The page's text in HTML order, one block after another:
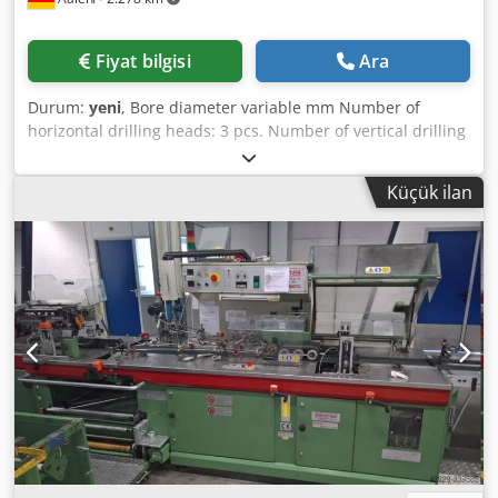
Fiyat bilgisi Ara
Durum: yeni, Bore diameter variable mm Number of
horizontal drilling heads: 3 pcs. Number of vertical drilling
heads: 4 pcs. Götzinger Power Drill, custom version with
dowel glue and pressing station With the Götzinger
PowerDrill, depending on the model and configuration, you
can: - Drill on end and longitudinal faces - Dowel doors,
spacers, rails - Drill patterns are freely programmable -
Drill for handle olives and corner bearings with quickly
exchangeable multi-spindle drilling heads - Mill and drill
for lock cases, handle sets, PZ cylinders, and 3D hinges -
The machine is equipped with horizontal and vertical
milling units - Simple control allows you to create, save,
and repeatedly access drilling and milling programs
POWER DRILL - Drilling and Milling Machine Csdpfxjd Ih
Hyo Akasha Universal drilling machine for drilling olives,
corner bearings, doweling works (longitudinal and end
face), milling, lock cases, hinges, etc. Main frame in robust
Küçük ilan